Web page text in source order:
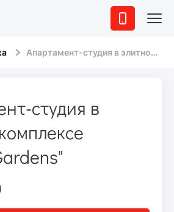
Апартамент-студия в элитном комплексе "Elitonia Gardens"
студия в